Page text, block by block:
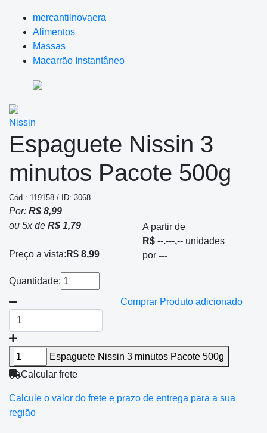
mercantilnovaera
Alimentos
Massas
Macarrão Instantâneo
Nissin
Espaguete Nissin 3
minutos Pacote 500g
Cód.: 119158 / ID: 3068
Por: R$ 8,99
ou 5xde R$ 1,79
Preço a vista: R$ 8,99
A partir de
R$ --.---,-- unidades
por ---
Quantidade:
Comprar Produto adicionado
Espaguete Nissin 3 minutos Pacote 500g
Calcular frete
Calcule o valor do frete e prazo de entrega para a sua
região